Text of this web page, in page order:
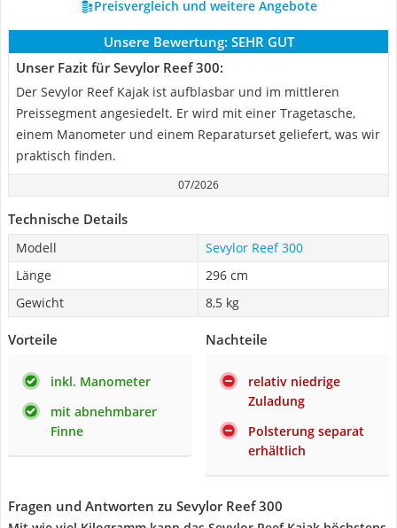
Preisvergleich und weitere Angebote
Unsere Bewertung: SEHR GUT
Unser Fazit für Sevylor Reef 300:
Der Sevylor Reef Kajak ist aufblasbar und im mittleren
Preissegment angesiedelt. Er wird mit einer Tragetasche,
einem Manometer und einem Reparaturset geliefert, was wir
praktisch finden.
07/2026
Technische Details
Modell
Sevylor Reef 300
Länge
296 cm
Gewicht
8,5 kg
Vorteile
inkl. Manometer
mit abnehmbarer
Finne
Nachteile
relativ niedrige
Zuladung
Polsterung separat
erhältlich
Fragen und Antworten zu Sevylor Reef 300